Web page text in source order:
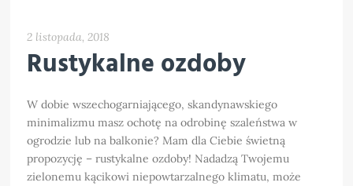
2 listopada, 2018
Rustykalne ozdoby
W dobie wszechogarniającego, skandynawskiego
minimalizmu masz ochotę na odrobinę szaleństwa w
ogrodzie lub na balkonie? Mam dla Ciebie świetną
propozycję – rustykalne ozdoby! Nadadzą Twojemu
zielonemu kącikowi niepowtarzalnego klimatu, może